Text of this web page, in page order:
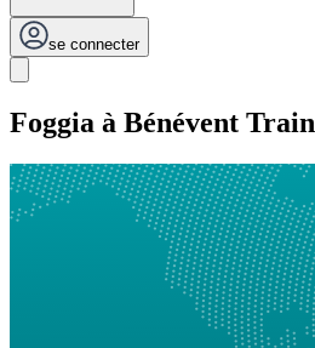
se connecter
Foggia à Bénévent Train